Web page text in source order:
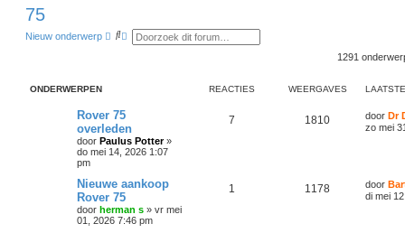
75
Nieuw onderwerp
Z U
d
z
o
e
1291
ONDERWERPEN REACTIES WEERGAVES
Rover 75
overleden
door Paulus Potter»
do mei 14, 2026 1:07
pm
7 1810 door Dr
zo mei
Nieuwe aankoop
Rover 75
door herman s » vr mei
01, 2026 7:46 pm
1 1178 door
di mei